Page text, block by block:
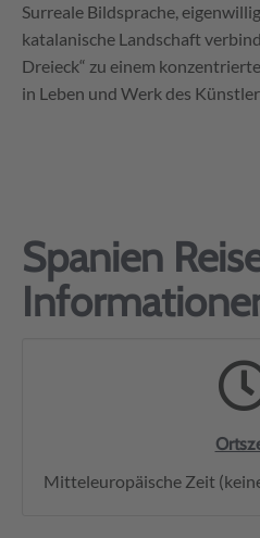
Surreale Bildsprache,
katalanische Landschaft
Dreieck“ zu einem
in Leben und Werk des
Spanien
Mitteleuropäische Zeit